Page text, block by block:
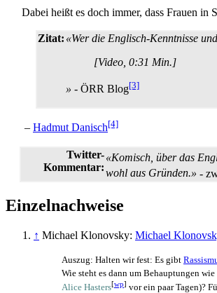
Dabei heißt es doch immer, dass Frauen in
Zitat: «Wer die Englisch-Kenntnisse
[Video, 0:31 Min.]
» - ÖRR Blog[3]
– Hadmut Danisch[4]
Twitter-
Kommentar:
«Komisch, über das
wohl aus Gründen.» -
Einzelnachweise
↑ Michael Klonovsky: Michael
Auszug: Halten wir fest: Es gibt
Wie steht es dann um Behauptungen
Alice Hasters[wp] vor ein paar Tagen)?